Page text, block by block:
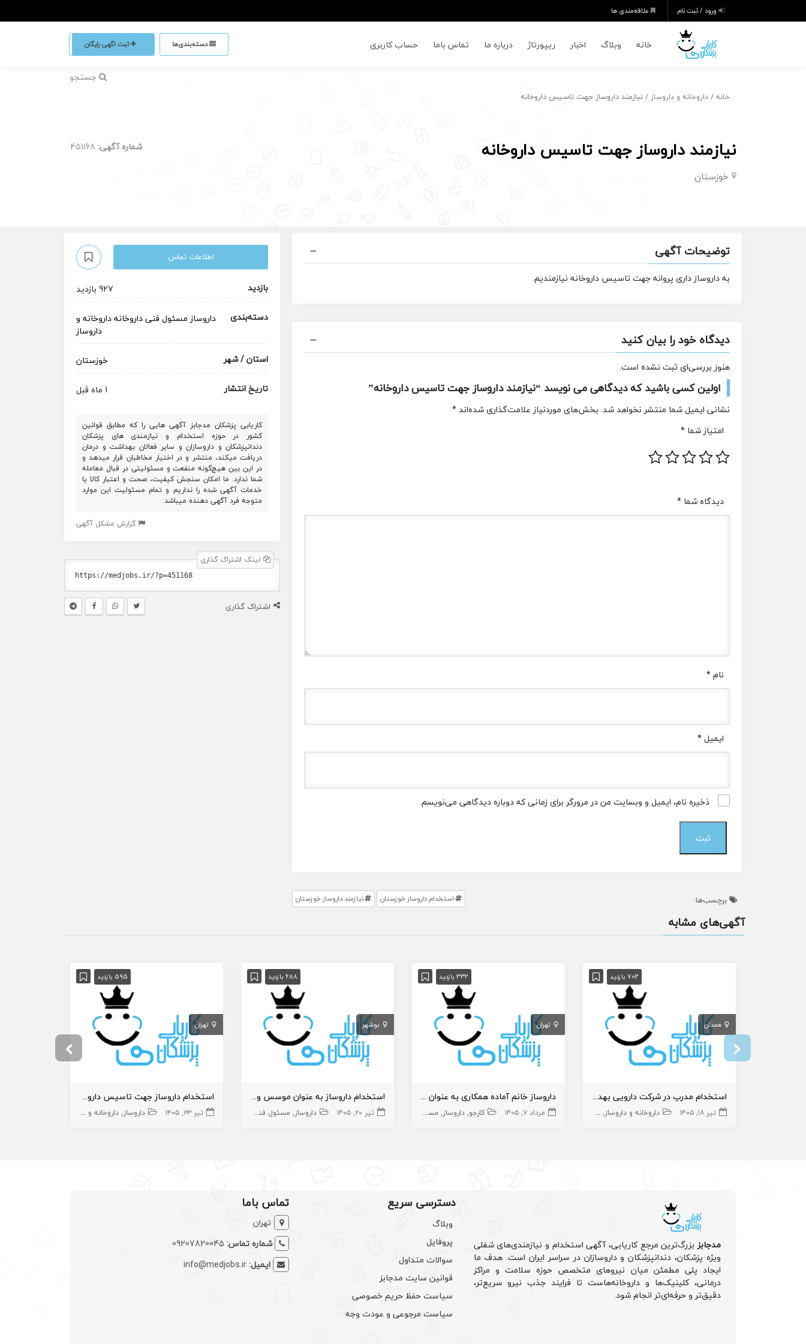
ورود / ثبت نام علاقه‌مندی ها
خانه وبلاگ اخبار ریپورتاژ درباره ما تماس باما حساب کاربری دسته‌بندی‌ها ثبت اگهی رایگان
جستجو
خانه / داروخانه و داروساز / نیازمند داروساز جهت تاسیس داروخانه
نیازمند داروساز جهت تاسیس داروخانه
خوزستان
شماره آگهی: 451168
توضیحات آگهی
به داروساز داری پروانه جهت تاسیس داروخانه نیازمندیم.
دیدگاه خود را بیان کنید
هنوز بررسی‌ای ثبت نشده است.
اولین کسی باشید که دیدگاهی می نویسد “نیازمند داروساز جهت تاسیس داروخانه”
نشانی ایمیل شما منتشر نخواهد شد. بخش‌های موردنیاز علامت‌گذاری شده‌اند*
امتیاز شما *
دیدگاه شما *
نام*
ایمیل*
ذخیره نام، ایمیل و وبسایت من در مرورگر برای زمانی که دوباره دیدگاهی می‌نویسم.
برچسب‌ها: استخدام داروساز خوزستان نیازمند داروساز خوزستان
اطلاعات تماس
بازدید
927 بازدید
دسته‌بندی
داروساز مسئول فنی داروخانهداروخانه و
داروساز
استان / شهر
خوزستان
تاریخ انتشار
1 ماه قبل
کاریابی پزشکان مدجابز آگهی هایی را که مطابق قوانین
کشور در حوزه استخدام و نیازمندی های پزشکان
دندانپزشکان و داروسازان و سایر فعالان بهداشت و درمان
دریافت میکند، منتشر و در اختیار مخاطبان قرار میدهد و
در این بین هیچ‌گونه منفعت و مسئولیتی در قبال معامله
شما ندارد. ما امکان سنجش کیفیت، صحت و اعتبار کالا یا
خدمات آگهی شده را نداریم و تمام مسئولیت این موارد
متوجه فرد آگهی دهنده میباشد.
گزارش مشکل آگهی
لینک اشتراک گذاری
اشتراک گذاری
آگهی‌های مشابه
702 بازدید
همدان
استخدام مدرپ در شرکت دارویی بهداشتی
تیر ۱۸, ۱۴۰۵ داروخانه و داروساز مدرپ
332 بازدید
تهران
داروساز خانم آماده همکاری به عنوان قائم مقام ثابت
مرداد ۷, ۱۴۰۵ کارجو داروساز مسئول فنی داروخانه داروخانه و داروساز
688 بازدید
بوشهر
استخدام داروساز به عنوان موسس و مسئول فنی داروخانه در کنگان
تیر ۲۰, ۱۴۰۵ داروساز مسئول فنی داروخانه داروخانه و داروساز
595 بازدید
تهران
استخدام داروساز جهت تاسیس داروخانه در درمانگاه
تیر ۲۳, ۱۴۰۵ داروساز داروخانه و داروساز
مدجابزبزرگ‌ترین مرجع کاریابی، آگهی استخدام و نیازمندی‌های شغلی
ویژه پزشکان، دندانپزشکان و داروسازان در سراسر ایران است. هدف ما
ایجاد پلی مطمئن میان نیروهای متخصص حوزه سلامت و مراکز
درمانی، کلینیک‌ها و داروخانه‌هاست تا فرایند جذب نیرو سریع‌تر،
دقیق‌تر و حرفه‌ای‌تر انجام شود.
دسترسی سریع
وبلاگ
پروفایل
سوالات متداول
قوانین سایت مدجابز
سیاست حفظ حریم خصوصی
سیاست مرجوعی و عودت وجه
تماس باما
تهران
شماره تماس: 09207820045
ایمیل:info@medjobs.ir